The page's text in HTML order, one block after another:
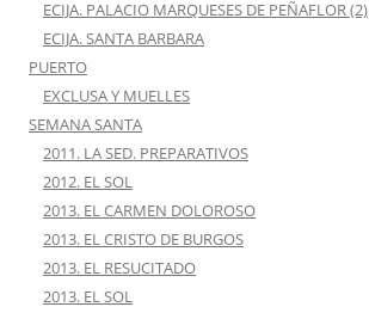
ECIJA. PALACIO MARQUESES DE PEÑAFLOR (2)
ECIJA. SANTA BARBARA
PUERTO
EXCLUSA Y MUELLES
SEMANA SANTA
2011. LA SED. PREPARATIVOS
2012. EL SOL
2013. EL CARMEN DOLOROSO
2013. EL CRISTO DE BURGOS
2013. EL RESUCITADO
2013. EL SOL